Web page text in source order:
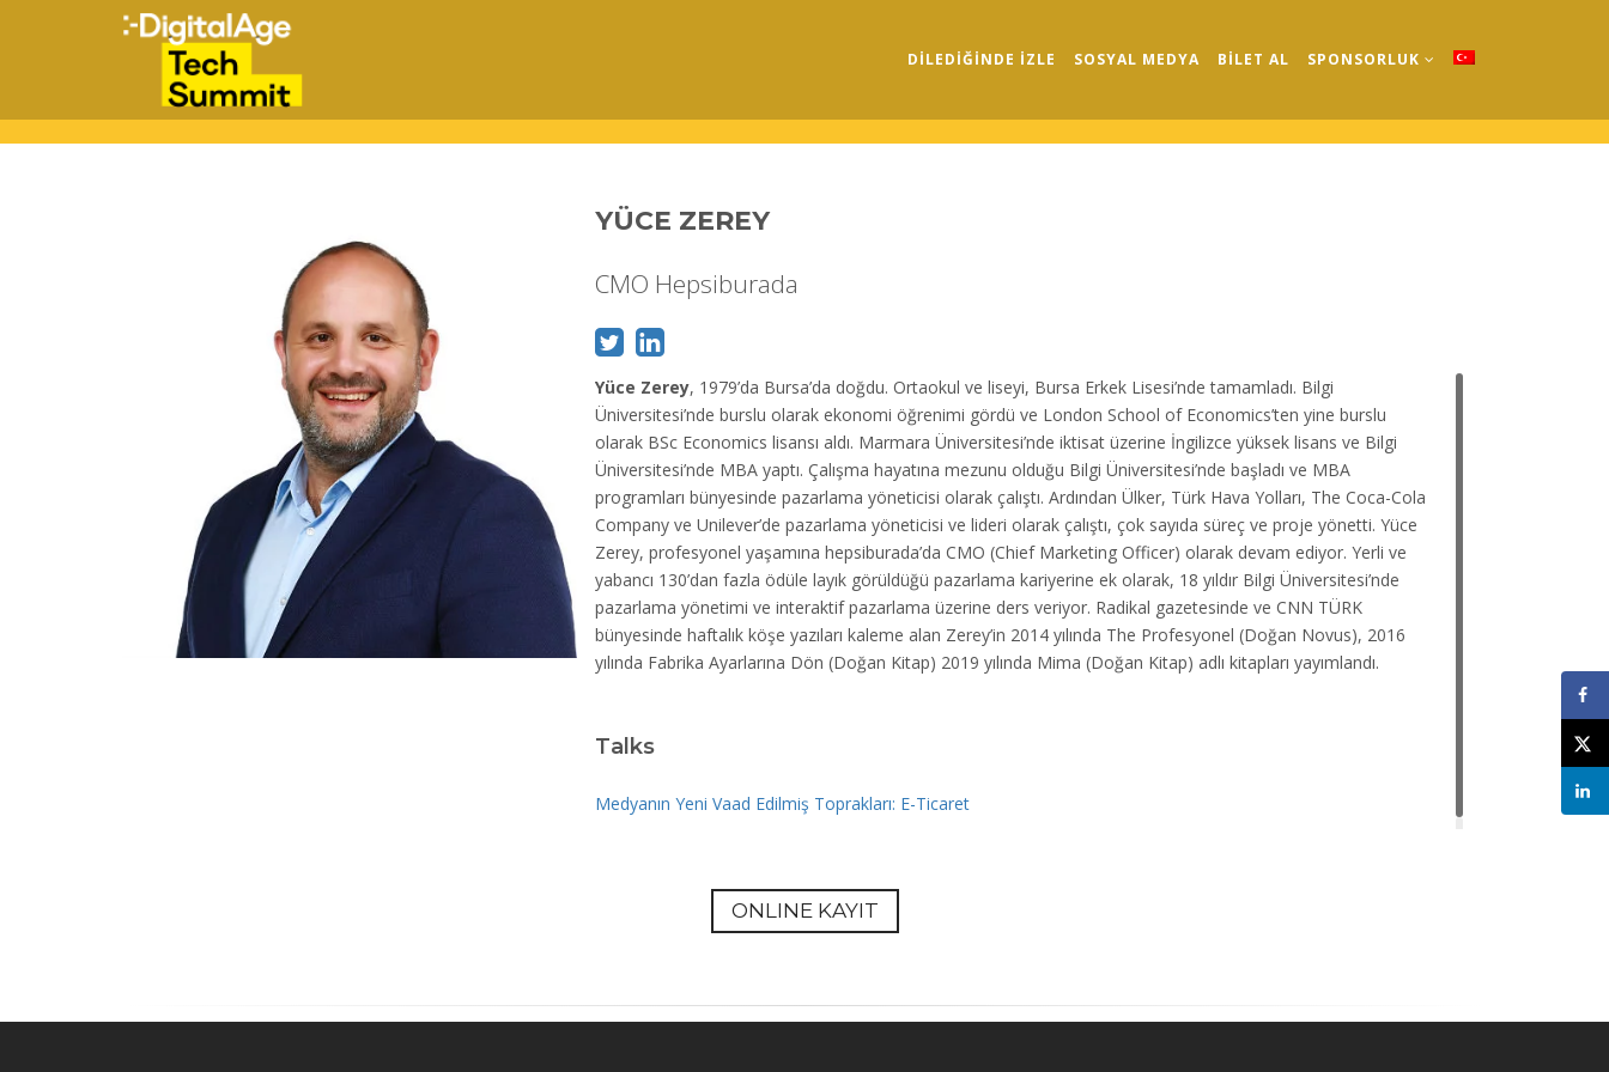
DILEDIĞINDE İZLE SOSYAL MEDYA BİLET AL SPONSORLUK
YÜCE ZEREY
CMO Hepsiburada
Yüce Zerey, 1979’da Bursa’da doğdu. Ortaokul ve liseyi, Bursa Erkek Lisesi’nde tamamladı. Bilgi
Üniversitesi’nde burslu olarak ekonomi öğrenimi gördü ve London School of Economics’ten yine burslu
olarak BSc Economics lisansı aldı. Marmara Üniversitesi’nde iktisat üzerine İngilizce yüksek lisans ve Bilgi
Üniversitesi’nde MBA yaptı. Çalışma hayatına mezunu olduğu Bilgi Üniversitesi’nde başladı ve MBA
programları bünyesinde pazarlama yöneticisi olarak çalıştı. Ardından Ülker, Türk Hava Yolları, The Coca-Cola
Company ve Unilever’de pazarlama yöneticisi ve lideri olarak çalıştı, çok sayıda süreç ve proje yönetti. Yüce
Zerey, profesyonel yaşamına hepsiburada’da CMO (Chief Marketing Officer) olarak devam ediyor. Yerli ve
yabancı 130’dan fazla ödüle layık görüldüğü pazarlama kariyerine ek olarak, 18 yıldır Bilgi Üniversitesi’nde
pazarlama yönetimi ve interaktif pazarlama üzerine ders veriyor. Radikal gazetesinde ve CNN TÜRK
bünyesinde haftalık köşe yazıları kaleme alan Zerey’in 2014 yılında The Profesyonel (Doğan Novus), 2016
yılında Fabrika Ayarlarına Dön (Doğan Kitap) 2019 yılında Mima (Doğan Kitap) adlı kitapları yayımlandı.
Talks
Medyanın Yeni Vaad Edilmiş Toprakları: E-Ticaret
ONLINE KAYIT